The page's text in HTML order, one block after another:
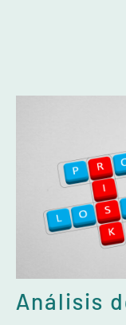
Análisis